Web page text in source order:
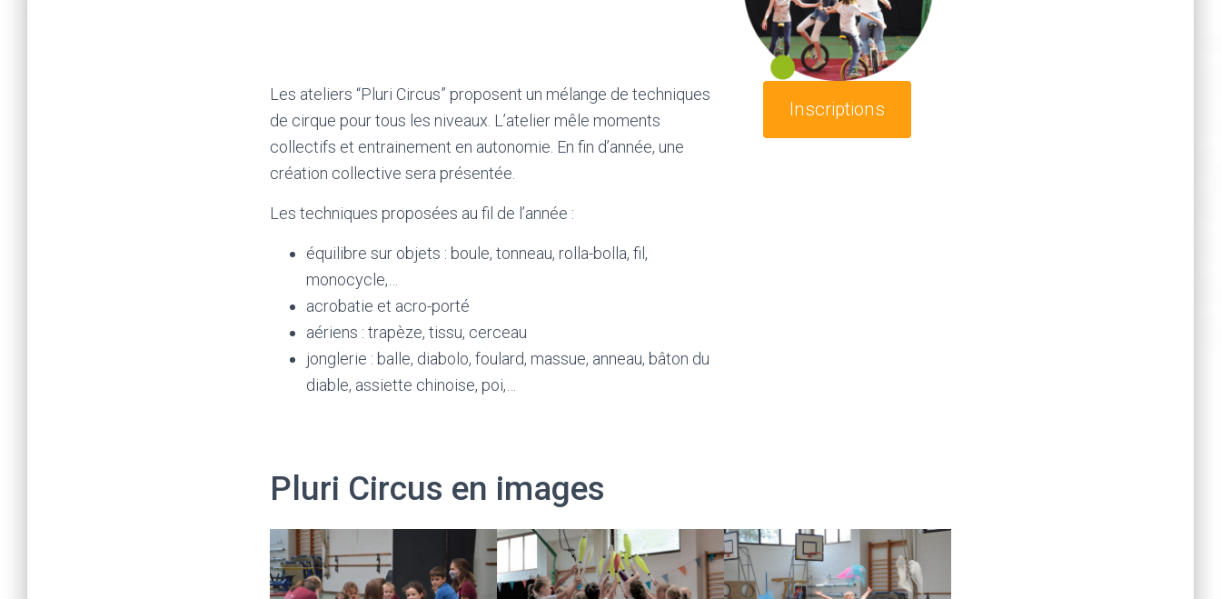
Les ateliers “Pluri Circus” proposent un mélange de techniques
de cirque pour tous les niveaux. L’atelier mêle moments
collectifs et entrainement en autonomie. En fin d’année, une
création collective sera présentée.
Les techniques proposées au fil de l’année :
équilibre sur objets : boule, tonneau, rolla-bolla, fil,
monocycle,…
acrobatie et acro-porté
aériens : trapèze, tissu, cerceau
jonglerie : balle, diabolo, foulard, massue, anneau, bâton du
diable, assiette chinoise, poi,…
Inscriptions
Pluri Circus en images